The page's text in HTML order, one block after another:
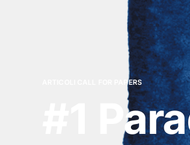
ARTICOLI CALL FOR PAPERS
#1